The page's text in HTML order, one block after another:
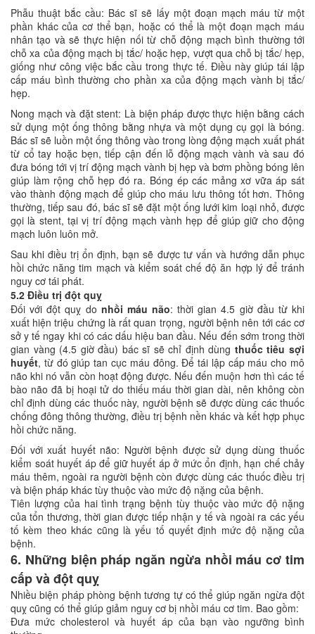
Phẫu thuật bắc cầu: Bác sĩ sẽ lấy một đoạn mạch máu từ một
phần khác của cơ thể bạn, hoặc có thể là một đoạn mạch máu
nhân tạo và sẽ thực hiện nối từ chỗ động mạch bình thường tới
chỗ xa của động mạch bị tắc/ hoặc hẹp, vượt qua chỗ bị tắc/ hẹp,
giống như công việc bắc cầu trong thực tế. Điều này giúp tái lập
cấp máu bình thường cho phần xa của động mạch vành bị tắc/
hẹp.
Nong mạch và đặt stent: Là biện pháp được thực hiện bằng cách
sử dụng một ống thông bằng nhựa và một dụng cụ gọi là bóng.
Bác sĩ sẽ luồn một ống thông vào trong lòng động mạch xuất phát
từ cổ tay hoặc bẹn, tiếp cận đến lỗ động mạch vành và sau đó
đưa bóng tới vị trí động mạch vành bị hẹp và bơm phồng bóng lên
giúp làm rộng chỗ hẹp đó ra. Bóng ép các mảng xơ vữa áp sát
vào thành động mạch để giúp cho máu lưu thông tốt hơn. Thông
thường, tiếp sau đó, bác sĩ sẽ đặt một ống lưới kim loại nhỏ, được
gọi là stent, tại vị trí động mạch vành hẹp để giúp giữ cho động
mạch luôn luôn mở.
Sau khi điều trị ổn định, bạn sẽ được tư vấn và hướng dẫn phục
hồi chức năng tim mạch và kiểm soát chế độ ăn hợp lý để tránh
nguy cơ tái phát.
5.2 Điều trị đột quỵ
Đối với đột quỵ do nhồi máu não: thời gian 4.5 giờ đầu từ khi
xuất hiện triệu chứng là rất quan trọng, người bệnh nên tới các cơ
sở y tế ngay khi có các dấu hiệu ban đầu. Nếu đến sớm trong thời
gian vàng (4.5 giờ đầu) bác sĩ sẽ chỉ định dùng thuốc tiêu sợi
huyết, từ đó giúp tan cục máu đông. Để tái lập cấp máu cho mô
não khi nó vẫn còn hoạt động được. Nếu đến muộn hơn thì các tế
bào não đã bị hoại tử do thiếu máu thời gian dài, nên không còn
chỉ định dùng các thuốc này, người bệnh sẽ được dùng các thuốc
chống đông thông thường, điều trị bệnh nền khác và kết hợp phục
hồi chức năng.
Đối với xuất huyết não: Người bệnh được sử dụng dùng thuốc
kiểm soát huyết áp để giữ huyết áp ở mức ổn định, hạn chế chảy
máu thêm, ngoài ra người bệnh còn được dùng các thuốc điều trị
và biện pháp khác tùy thuộc vào mức độ nặng của bệnh.
Tiên lượng của hai tình trạng bệnh tùy thuộc vào mức độ nặng
của tổn thương, thời gian được tiếp nhận y tế và ngoài ra các yếu
tố kèm theo khác cũng là yếu tố quyết định mức độ nặng của
bệnh.
6. Những biện pháp ngăn ngừa nhồi máu cơ tim
cấp và đột quỵ
Nhiều biện pháp phòng bệnh tương tự có thể giúp ngăn ngừa đột
quỵ cũng có thể giúp giảm nguy cơ bị nhồi máu cơ tim. Bao gồm:
Đưa mức cholesterol và huyết áp của bạn vào ngưỡng bình